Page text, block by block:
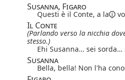
Susanna, Figaro
Questi è il Conte, a la
Il Conte
(Parlando verso la nicchia
stesso.)
Ehi Susanna… sei sorda…
Susanna
Bella, bella! Non l'ha